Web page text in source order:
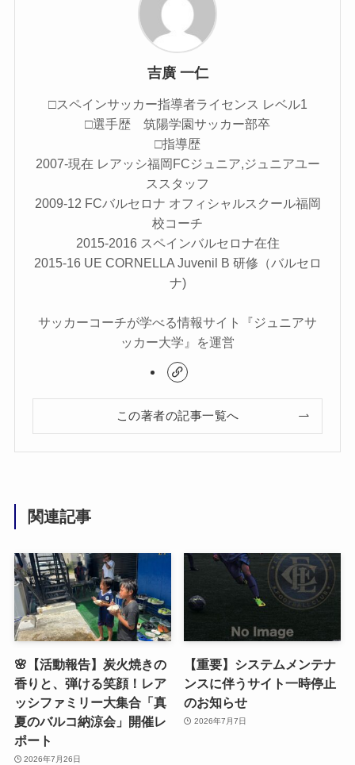
吉廣 一仁
□スペインサッカー指導者ライセンス レベル1
□選手歴 筑陽学園サッカー部卒
□指導歴
2007-現在 レアッシ福岡FCジュニア,ジュニアユー
ススタッフ
2009-12 FCバルセロナ オフィシャルスクール福岡
校コーチ
2015-2016 スペインバルセロナ在住
2015-16 UE CORNELLA Juvenil B 研修（バルセロ
ナ)
サッカーコーチが学べる情報サイト『ジュニアサ
ッカー大学』を運営
この著者の記事一覧へ
関連記事
🌸【活動報告】炭火焼きの
香りと、弾ける笑顔！レア
ッシファミリー大集合「真
夏のバルコ納涼会」開催レ
ポート
2026年7月26日
【重要】システムメンテナ
ンスに伴うサイト一時停止
のお知らせ
2026年7月7日